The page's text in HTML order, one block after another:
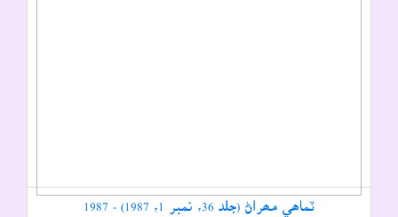
ٽماھي مھراڻ (جلد 36، نمبر 1، 1987) - 1987